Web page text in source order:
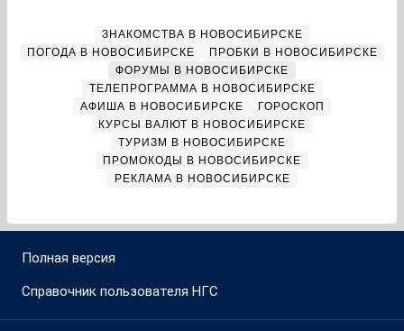
ЗНАКОМСТВА В НОВОСИБИРСКЕ
ПОГОДА В НОВОСИБИРСКЕ
ПРОБКИ В НОВОСИБИРСКЕ
ФОРУМЫ В НОВОСИБИРСКЕ
ТЕЛЕПРОГРАММА В НОВОСИБИРСКЕ
АФИША В НОВОСИБИРСКЕ
ГОРОСКОП
КУРСЫ ВАЛЮТ В НОВОСИБИРСКЕ
ТУРИЗМ В НОВОСИБИРСКЕ
ПРОМОКОДЫ В НОВОСИБИРСКЕ
РЕКЛАМА В НОВОСИБИРСКЕ
Полная версия
Справочник пользователя НГС